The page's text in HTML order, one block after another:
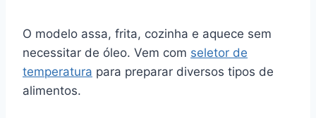
O modelo assa, frita, cozinha e aquece sem
necessitar de óleo. Vem com seletor de
temperatura para preparar diversos tipos de
alimentos.